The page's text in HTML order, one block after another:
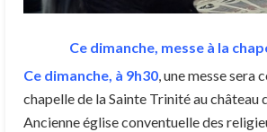
Ce dimanche, messe à la
Ce dimanche, à 9h30, une messe sera
chapelle de la Sainte Trinité au château
Ancienne église conventuelle des